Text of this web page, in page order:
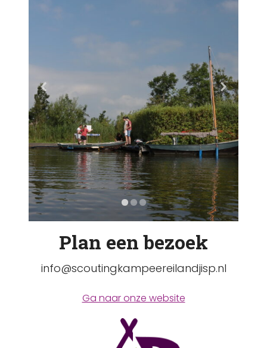
Plan een bezoek
info@scoutingkampeereilandjisp.nl
Ga naar onze website